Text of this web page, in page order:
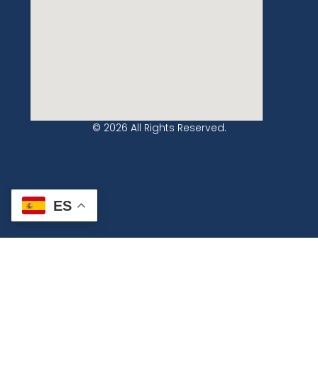
ES
© 2026 All Rights Reserved.